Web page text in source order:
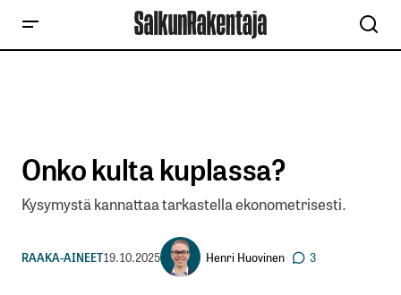
Onko kulta kuplassa?
Kysymystä kannattaa tarkastella ekonometrisesti.
RAAKA-AINEET19.10.2025 Henri Huovinen 3